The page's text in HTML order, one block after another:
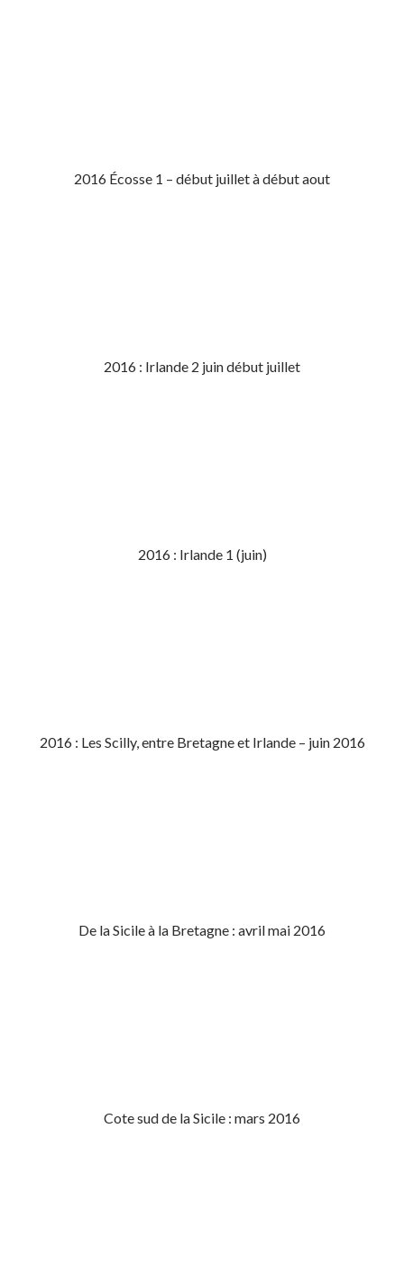
2016 Écosse 1 – début juillet à début aout
2016 : Irlande 2 juin début juillet
2016 : Irlande 1 (juin)
2016 : Les Scilly, entre Bretagne et Irlande – juin 2016
De la Sicile à la Bretagne : avril mai 2016
Cote sud de la Sicile : mars 2016